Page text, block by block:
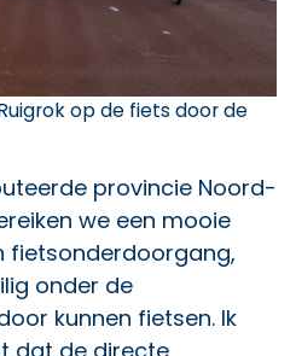
op de fiets door de
provincie Noord-
we een mooie
fietsonderdoorgang,
onder de
kunnen fietsen. Ik